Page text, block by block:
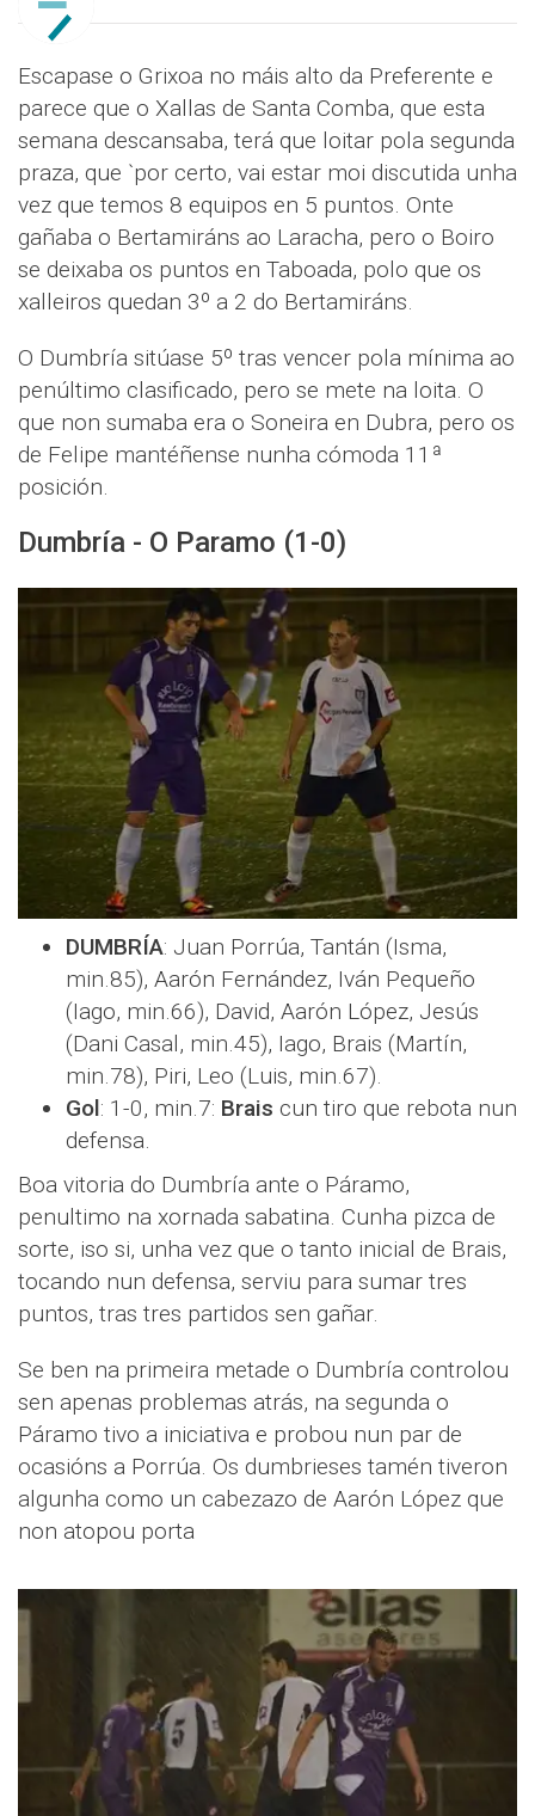
Escapase o Grixoa no máis alto da Preferente e
parece que o Xallas de Santa Comba, que esta
semana descansaba, terá que loitar pola segunda
praza, que `por certo, vai estar moi discutida unha
vez que temos 8 equipos en 5 puntos. Onte
gañaba o Bertamiráns ao Laracha, pero o Boiro
se deixaba os puntos en Taboada, polo que os
xalleiros quedan 3º a 2 do Bertamiráns.
O Dumbría sitúase 5º tras vencer pola mínima ao
penúltimo clasificado, pero se mete na loita. O
que non sumaba era o Soneira en Dubra, pero os
de Felipe mantéñense nunha cómoda 11ª
posición.
Dumbría - O Paramo (1-0)
DUMBRÍA: Juan Porrúa, Tantán (Isma,
min.85), Aarón Fernández, Iván Pequeño
(Iago, min.66), David, Aarón López, Jesús
(Dani Casal, min.45), Iago, Brais (Martín,
min.78), Piri, Leo (Luis, min.67).
Gol: 1-0, min.7: Brais cun tiro que rebota nun
defensa.
Boa vitoria do Dumbría ante o Páramo,
penultimo na xornada sabatina. Cunha pizca de
sorte, iso si, unha vez que o tanto inicial de Brais,
tocando nun defensa, serviu para sumar tres
puntos, tras tres partidos sen gañar.
Se ben na primeira metade o Dumbría controlou
sen apenas problemas atrás, na segunda o
Páramo tivo a iniciativa e probou nun par de
ocasións a Porrúa. Os dumbrieses tamén tiveron
algunha como un cabezazo de Aarón López que
non atopou porta